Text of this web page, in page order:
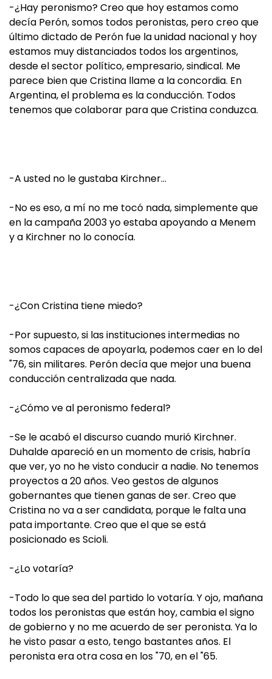
-¿Hay peronismo? Creo que hoy estamos como
decía Perón, somos todos peronistas, pero creo que
último dictado de Perón fue la unidad nacional y hoy
estamos muy distanciados todos los argentinos,
desde el sector político, empresario, sindical. Me
parece bien que Cristina llame a la concordia. En
Argentina, el problema es la conducción. Todos
tenemos que colaborar para que Cristina conduzca.
-A usted no le gustaba Kirchner…
-No es eso, a mí no me tocó nada, simplemente que
en la campaña 2003 yo estaba apoyando a Menem
y a Kirchner no lo conocía.
-¿Con Cristina tiene miedo?
-Por supuesto, si las instituciones intermedias no
somos capaces de apoyarla, podemos caer en lo del
"76, sin militares. Perón decía que mejor una buena
conducción centralizada que nada.
-¿Cómo ve al peronismo federal?
-Se le acabó el discurso cuando murió Kirchner.
Duhalde apareció en un momento de crisis, habría
que ver, yo no he visto conducir a nadie. No tenemos
proyectos a 20 años. Veo gestos de algunos
gobernantes que tienen ganas de ser. Creo que
Cristina no va a ser candidata, porque le falta una
pata importante. Creo que el que se está
posicionado es Scioli.
-¿Lo votaría?
-Todo lo que sea del partido lo votaría. Y ojo, mañana
todos los peronistas que están hoy, cambia el signo
de gobierno y no me acuerdo de ser peronista. Ya lo
he visto pasar a esto, tengo bastantes años. El
peronista era otra cosa en los "70, en el "65.